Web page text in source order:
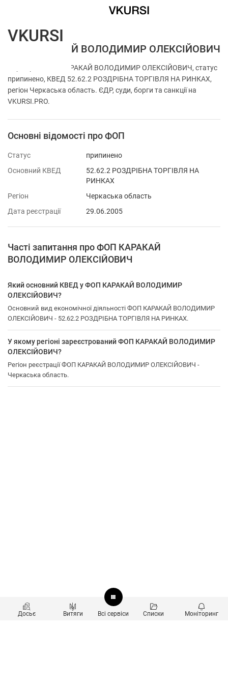
ФОП КАРАКАЙ ВОЛОДИМИР ОЛЕКСІЙОВИЧ
Перевірка ФОП КАРАКАЙ ВОЛОДИМИР ОЛЕКСІЙОВИЧ, статус
припинено, КВЕД 52.62.2 РОЗДРІБНА ТОРГІВЛЯ НА РИНКАХ,
регіон Черкаська область. ЄДР, суди, борги та санкції на
VKURSI.PRO.
Основні відомості про ФОП
Статус
припинено
Основний КВЕД
52.62.2 РОЗДРІБНА ТОРГІВЛЯ НА
РИНКАХ
Регіон
Черкаська область
Дата реєстрації
29.06.2005
Часті запитання про ФОП КАРАКАЙ
ВОЛОДИМИР ОЛЕКСІЙОВИЧ
Який основний КВЕД у ФОП КАРАКАЙ ВОЛОДИМИР
ОЛЕКСІЙОВИЧ?
Основний вид економічної діяльності ФОП КАРАКАЙ ВОЛОДИМИР
ОЛЕКСІЙОВИЧ - 52.62.2 РОЗДРІБНА ТОРГІВЛЯ НА РИНКАХ.
У якому регіоні зареєстрований ФОП КАРАКАЙ ВОЛОДИМИР
ОЛЕКСІЙОВИЧ?
Регіон реєстрації ФОП КАРАКАЙ ВОЛОДИМИР ОЛЕКСІЙОВИЧ -
Черкаська область.
Досьє Витяги Всі сервіси Списки Моніторинг
VKURSI